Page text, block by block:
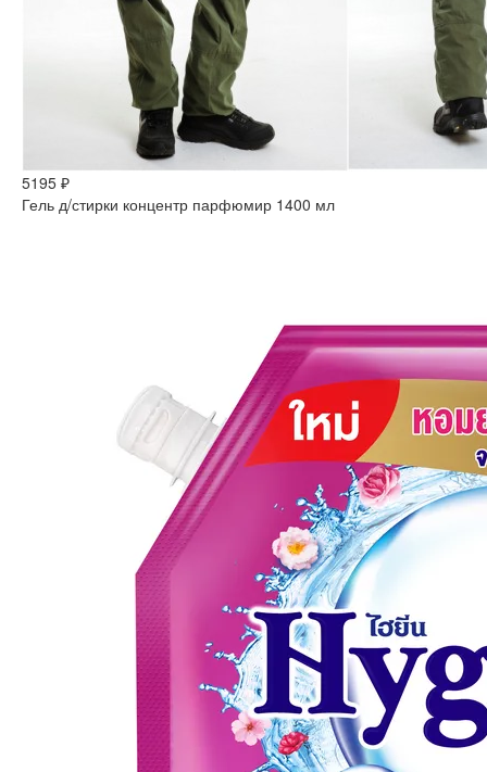
5195 ₽
Гель д/стирки концентр парфюмир 1400 мл